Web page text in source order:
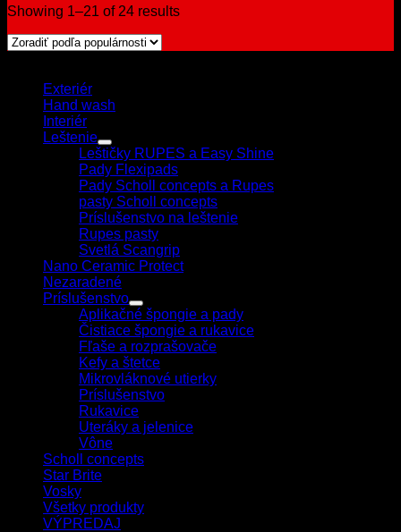
Showing 1–21 of 24 results
Exteriér
Hand wash
Interiér
Leštenie
Leštičky RUPES a Easy Shine
Pady Flexipads
Pady Scholl concepts a Rupes
pasty Scholl concepts
Príslušenstvo na leštenie
Rupes pasty
Svetlá Scangrip
Nano Ceramic Protect
Nezaradené
Príslušenstvo
Aplikačné špongie a pady
Čistiace špongie a rukavice
Fľaše a rozprašovače
Kefy a štetce
Mikrovláknové utierky
Príslušenstvo
Rukavice
Uteráky a jelenice
Vône
Scholl concepts
Star Brite
Vosky
Všetky produkty
VÝPREDAJ